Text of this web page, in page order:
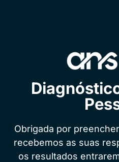
Obrigada por
recebemos as suas
os resultados